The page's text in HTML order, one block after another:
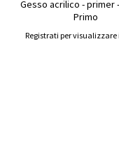
Gesso acrilico - primer
Primo
Registrati per visualizzare